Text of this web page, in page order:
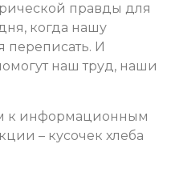
правды для
когда нашу
переписать. И
наш труд, наши
к информационным
– кусочек хлеба